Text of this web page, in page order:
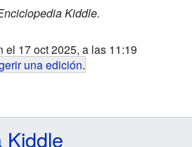
Kiddle.
el 17 oct 2025, a las 11:19
una edición.
Kiddle